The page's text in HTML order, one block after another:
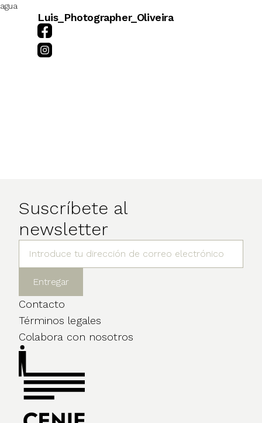
agua
Luis_Photographer_Oliveira
Suscríbete al
newsletter
Contacto
Términos legales
Colabora con nosotros